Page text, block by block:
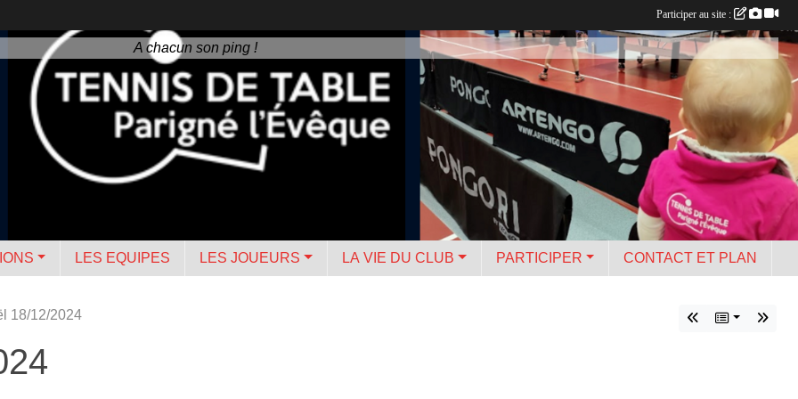
A chacun son ping !
LES EQUIPES LES JOUEURS LA VIE DU CLUB PARTICIPER CONTACT ET PLAN
18/12/2024
Participer au site :